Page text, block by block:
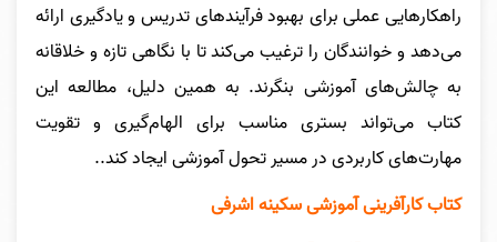
راهکارهایی عملی برای بهبود فرآیندهای تدریس و یادگیری ارائه
می‌دهد و خوانندگان را ترغیب می‌کند تا با نگاهی تازه و خلاقانه
به چالش‌های آموزشی بنگرند. به همین دلیل، مطالعه این
کتاب می‌تواند بستری مناسب برای الهام‌گیری و تقویت
مهارت‌های کاربردی در مسیر تحول آموزشی ایجاد کند..
کتاب کارآفرینی آموزشی سکینه اشرفی